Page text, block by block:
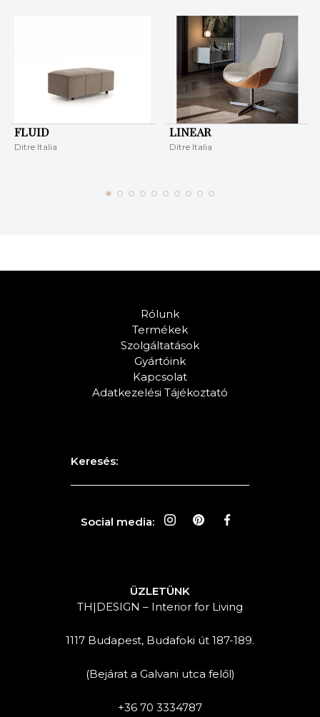
FLUID
Ditre Italia
LINEAR
Ditre Italia
Rólunk
Termékek
Szolgáltatások
Gyártóink
Kapcsolat
Adatkezelési Tájékoztató
Keresés:
Social media:
ÜZLETÜNK
TH|DESIGN – Interior for Living
1117 Budapest, Budafoki út 187-189.
(Bejárat a Galvani utca felől)
+36 70 3334787